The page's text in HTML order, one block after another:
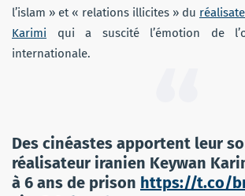
l’islam » et « relations illicites » du
Karimi qui a suscité l’émotion de
internationale.
Des cinéastes apportent leur
réalisateur iranien Keywan
à 6 ans de prison https://t.co/